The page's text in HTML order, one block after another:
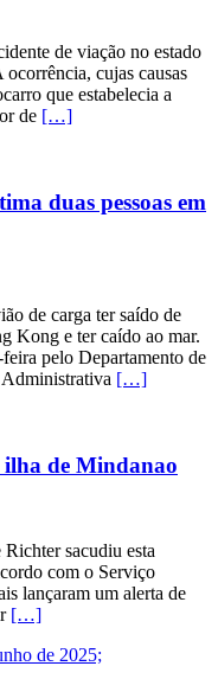
de viação no estado
cujas causas
que estabelecia a
de […]
duas pessoas em
de carga ter saído de
Kong e ter caído ao mar.
pelo Departamento de
[…]
ilha de Mindanao
sacudiu esta
com o Serviço
lançaram um alerta de
[…]